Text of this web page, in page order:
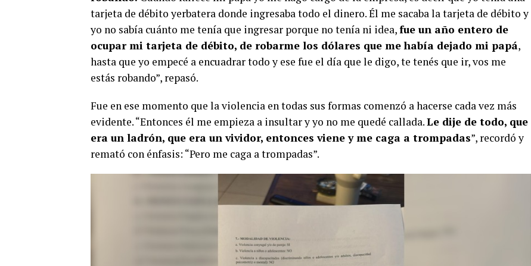
tarjeta de débito yerbatera donde ingresaba todo el dinero. Él me sacaba la tarjeta de débito y
yo no sabía cuánto me tenía que ingresar porque no tenía ni idea,fue un año entero de
ocupar mi tarjeta de débito, de robarme los dólares que me había dejado mi papá,
hasta que yo empecé a encuadrar todo y ese fue el día que le digo, te tenés que ir, vos me
estás robando”, repasó.
Fue en ese momento que la violencia en todas sus formas comenzó a hacerse cada vez más
evidente. “Entonces él me empieza a insultar y yo no me quedé callada.Le dije de todo, que
era un ladrón, que era un vividor, entonces viene y me caga a trompadas”, recordó y
remató con énfasis: “Pero me caga a trompadas”.